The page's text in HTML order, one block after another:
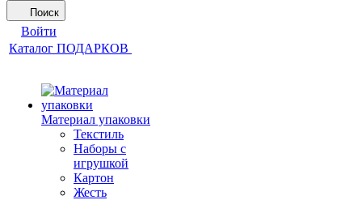
Поиск
Войти
Каталог ПОДАРКОВ
Материал упаковки
Текстиль
Наборы с
игрушкой
Картон
Жесть